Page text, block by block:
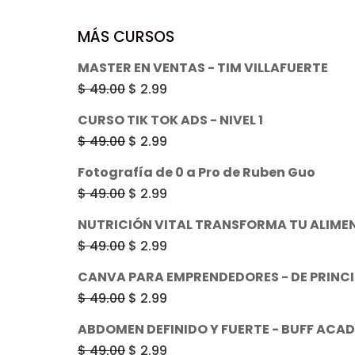
MÁS CURSOS
MASTER EN VENTAS - TIM VILLAFUERTE
$49.00 El
original
era:
$ 49.00.
$ 2.99
$ 2.99.
CURSO TIK TOK ADS - NIVEL 1
$49.00 El
precio
original
era:
$ 49.00.
$ 2.99
$ 2.99.
Fotografía de 0 a Pro de Ruben Guo
$49.00 El
precio
original
era:
$ 49.00.
$ 2.99
$ 2.99.
NUTRICIÓN VITAL TRANSFORMA TU
$49.00 El
original
era:
$ 49.00.
$ 2.99
$ 2.99.
CANVA PARA EMPRENDEDORES - DE
$49.00 El
original
$ 2.99
ABDOMEN DEFINIDO Y FUERTE - BUFF
$49.00 El
$ 2.99